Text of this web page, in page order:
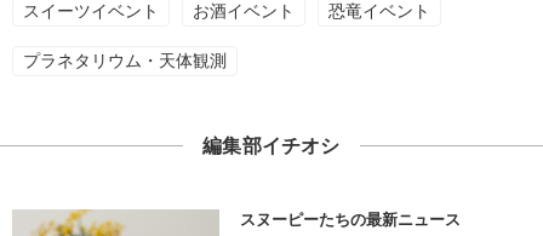
スイーツイベント お酒イベント 恐竜イベント
プラネタリウム・天体観測
編集部イチオシ
スヌーピーたちの最新ニュース